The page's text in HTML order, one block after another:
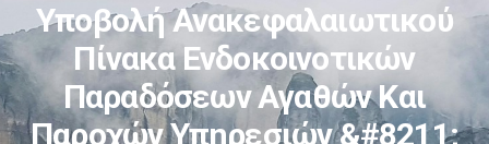
Υποβολή Ανακεφαλαιωτικού
Πίνακα Ενδοκοινοτικών
Παραδόσεων Αγαθών Και
Παροχών Υπηρεσιών &#8211;